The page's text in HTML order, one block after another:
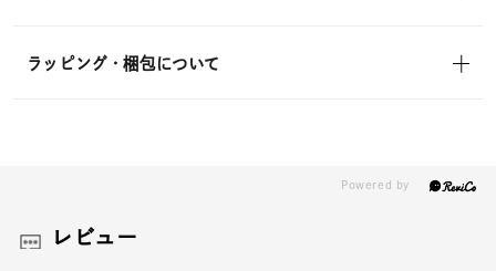
ラッピング・梱包について
レビュー